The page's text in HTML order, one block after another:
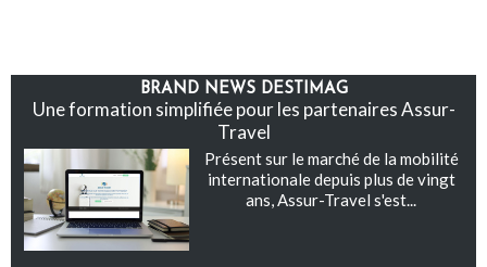
BRAND NEWS DESTIMAG
Une formation simplifiée pour les partenaires Assur-
Travel
Présent sur le marché de la mobilité
internationale depuis plus de vingt
ans, Assur-Travel s'est...